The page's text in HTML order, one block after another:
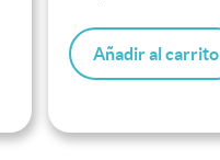
Añadir al carrito